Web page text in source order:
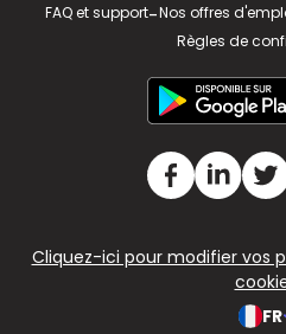
FAQ et support-Nos offres
Règles de
Cliquez-ici pour modifier vos
FR